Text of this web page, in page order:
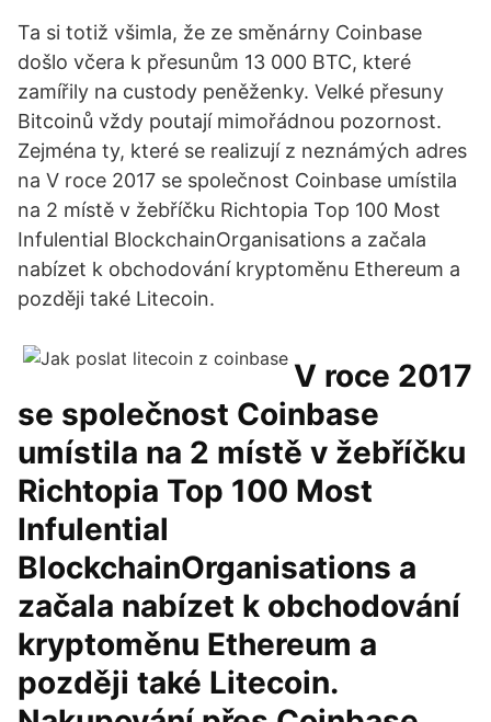
Ta si totiž všimla, že ze směnárny Coinbase
došlo včera k přesunům 13 000 BTC, které
zamířily na custody peněženky. Velké přesuny
Bitcoinů vždy poutají mimořádnou pozornost.
Zejména ty, které se realizují z neznámých adres
na V roce 2017 se společnost Coinbase umístila
na 2 místě v žebříčku Richtopia Top 100 Most
Infulential BlockchainOrganisations a začala
nabízet k obchodování kryptoměnu Ethereum a
později také Litecoin.
V roce 2017
se společnost Coinbase
umístila na 2 místě v žebříčku
Richtopia Top 100 Most
Infulential
BlockchainOrganisations a
začala nabízet k obchodování
kryptoměnu Ethereum a
později také Litecoin.